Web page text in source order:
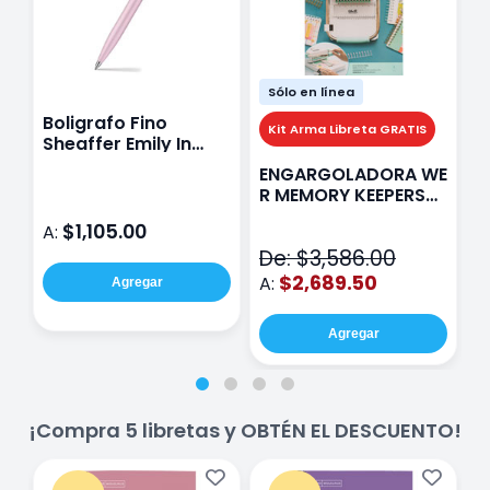
Boligrafo Fino
Sheaffer Emily In
A: $1,105.00
Agregar
Sólo en línea
Kit Arma Libreta GRATIS
ENGARGOLADORA WE
R MEMORY KEEPERS
De: $3,586.00
A: $2,689.50
Agregar
¡Compra 5 libretas y OBTÉN EL DESCUENTO!